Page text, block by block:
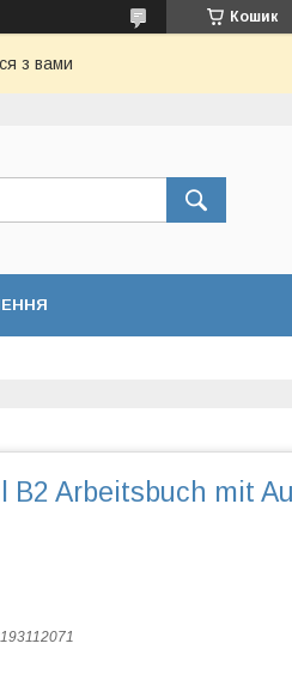
Кошик
з вами
B2 Arbeitsbuch mit